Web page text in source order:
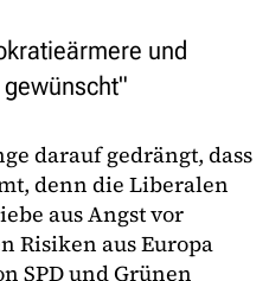
und
darauf gedrängt, dass
denn die Liberalen
aus Angst vor
Risiken aus Europa
SPD und Grünen